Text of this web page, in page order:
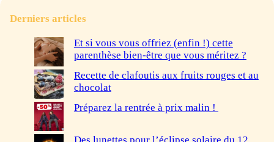
Derniers articles
Et si vous vous offriez (enfin !) cette
parenthèse bien-être que vous méritez ?
Recette de clafoutis aux fruits rouges et au
chocolat
Préparez la rentrée à prix malin !